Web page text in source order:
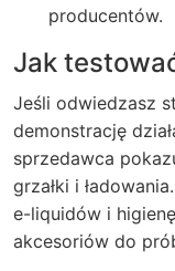
producentów.
Jak
Jeśli odwiedzasz
demonstrację
sprzedawca
grzałki i
e-liquidów i
akcesoriów do